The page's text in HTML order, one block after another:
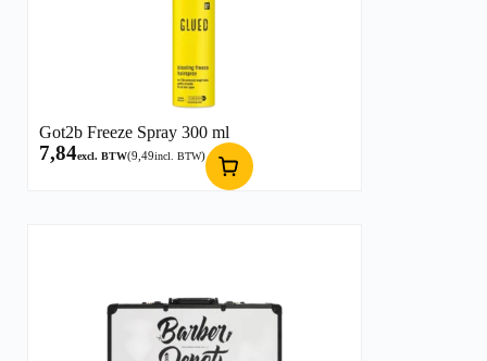
Got2b Freeze Spray 300 ml
7,84excl. BTW(9,49incl. BTW)